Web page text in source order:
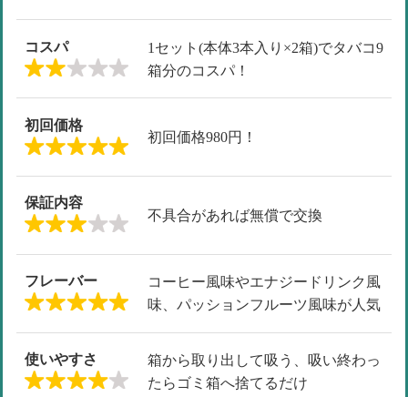
コスパ
1セット(本体3本入り×2箱)でタバコ9
箱分のコスパ！
初回価格
初回価格980円！
保証内容
不具合があれば無償で交換
フレーバー
コーヒー風味やエナジードリンク風
味、パッションフルーツ風味が人気
使いやすさ
箱から取り出して吸う、吸い終わっ
たらゴミ箱へ捨てるだけ